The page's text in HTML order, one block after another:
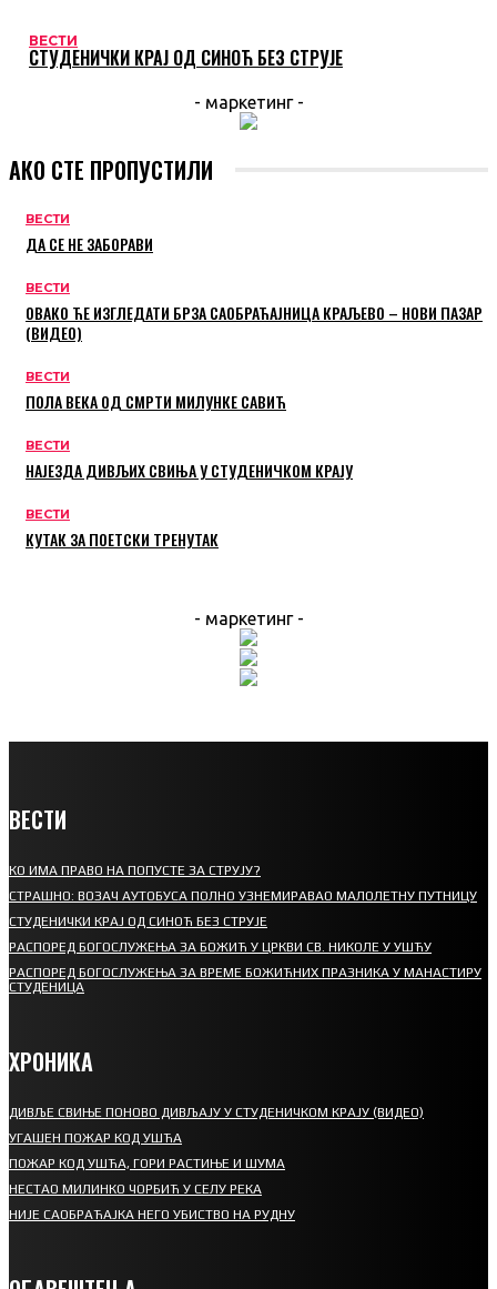
ВЕСТИ
СТУДЕНИЧКИ КРАЈ ОД СИНОЋ БЕЗ СТРУЈЕ
- маркетинг -
АКО СТЕ ПРОПУСТИЛИ
ВЕСТИ
ДА СЕ НЕ ЗАБОРАВИ
ВЕСТИ
ОВАКО ЋЕ ИЗГЛЕДАТИ БРЗА САОБРАЋАЈНИЦА КРАЉЕВО – НОВИ ПАЗАР
(ВИДЕО)
ВЕСТИ
ПОЛА ВЕКА ОД СМРТИ МИЛУНКЕ САВИЋ
ВЕСТИ
НАЈЕЗДА ДИВЉИХ СВИЊА У СТУДЕНИЧКОМ КРАЈУ
ВЕСТИ
КУТАК ЗА ПОЕТСКИ ТРЕНУТАК
- маркетинг -
ВЕСТИ
КО ИМА ПРАВО НА ПОПУСТЕ ЗА СТРУЈУ?
СТРАШНО: ВОЗАЧ АУТОБУСА ПОЛНО УЗНЕМИРАВАО МАЛОЛЕТНУ ПУТНИЦУ
СТУДЕНИЧКИ КРАЈ ОД СИНОЋ БЕЗ СТРУЈЕ
РАСПОРЕД БОГОСЛУЖЕЊА ЗА БОЖИЋ У ЦРКВИ СВ. НИКОЛЕ У УШЋУ
РАСПОРЕД БОГОСЛУЖЕЊА ЗА ВРЕМЕ БОЖИЋНИХ ПРАЗНИКА У МАНАСТИРУ
СТУДЕНИЦА
ХРОНИКА
ДИВЉЕ СВИЊЕ ПОНОВО ДИВЉАЈУ У СТУДЕНИЧКОМ КРАЈУ (ВИДЕО)
УГАШЕН ПОЖАР КОД УШЋА
ПОЖАР КОД УШЋА, ГОРИ РАСТИЊЕ И ШУМА
НЕСТАО МИЛИНКО ЧОРБИЋ У СЕЛУ РЕКА
НИЈЕ САОБРАЋАЈКА НЕГО УБИСТВО НА РУДНУ